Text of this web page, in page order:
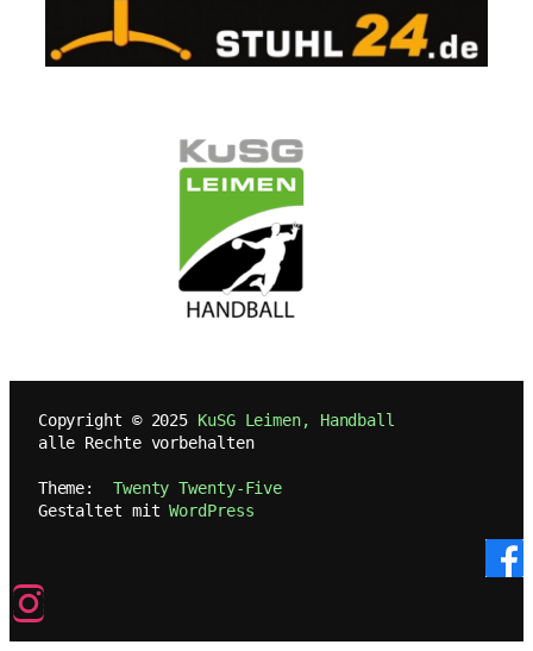
   Copyright © 2025
KuSG Leimen, Handball
   alle Rechte vorbehalten
   Theme:
Twenty Twenty-Five
   Gestaltet mit
WordPress